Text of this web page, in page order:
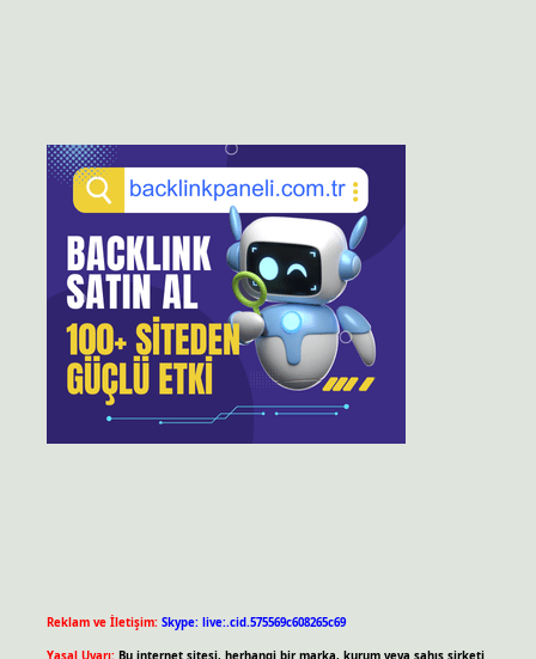
Reklam ve İletişim: Skype: live:.cid.575569c608265c69